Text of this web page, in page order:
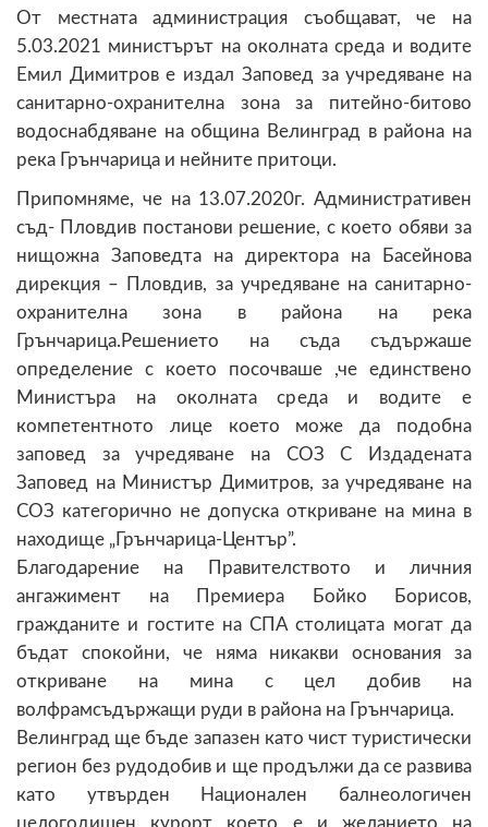
От местната администрация съобщават, че на
5.03.2021 министърът на околната среда и водите
Емил Димитров е издал Заповед за учредяване на
санитарно-охранителна зона за питейно-битово
водоснабдяване на община Велинград в района на
река Грънчарица и нейните притоци.
Припомняме, че на 13.07.2020г. Административен
съд- Пловдив постанови решение, с което обяви за
нищожна Заповедта на директора на Басейнова
дирекция – Пловдив, за учредяване на санитарно-
охранителна зона в района на река
Грънчарица.Решението на съда съдържаше
определение с което посочваше ,че единствено
Министъра на околната среда и водите е
компетентното лице което може да подобна
заповед за учредяване на СОЗ С Издадената
Заповед на Министър Димитров, за учредяване на
СОЗ категорично не допуска откриване на мина в
находище „Грънчарица-Център”.
Благодарение на Правителството и личния
ангажимент на Премиера Бойко Борисов,
гражданите и гостите на СПА столицата могат да
бъдат спокойни, че няма никакви основания за
откриване на мина с цел добив на
волфрамсъдържащи руди в района на Грънчарица.
Велинград ще бъде запазен като чист туристически
регион без рудодобив и ще продължи да се развива
като утвърден Национален балнеологичен
целогодишен курорт което е и желанието на